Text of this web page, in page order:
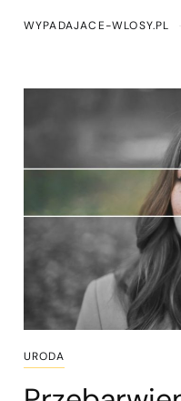
WYPADAJACE-WLOSY.PL
URODA